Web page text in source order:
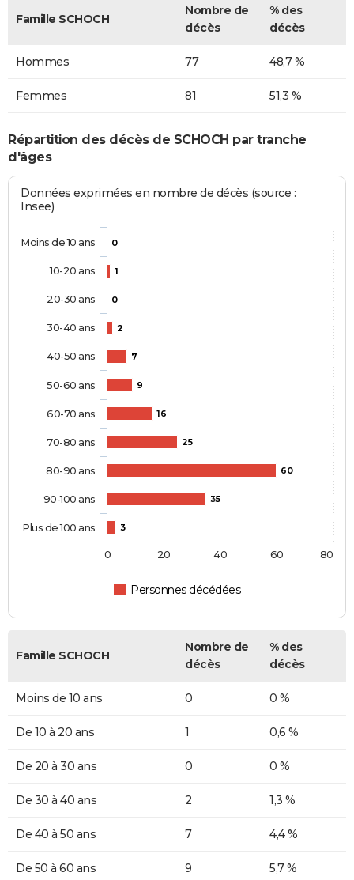
Famille SCHOCH
Nombre de
décès
% des
décès
Hommes 77 48,7 %
Femmes 81 51,3 %
Répartition des décès de SCHOCH par tranche
d'âges
Données exprimées en nombre de décès (source :
Insee)
0
1
0
2
7
9
16
25
60
35
3
Personnes décédées
Moins de 10 ans
10-20 ans
20-30 ans
30-40 ans
40-50 ans
50-60 ans
60-70 ans
70-80 ans
80-90 ans
90-100 ans
Plus de 100 ans
0 20 40 60 80
Famille SCHOCH
Nombre de
décès
% des
décès
Moins de 10 ans 0 0 %
De 10 à 20 ans 1 0,6 %
De 20 à 30 ans 0 0 %
De 30 à 40 ans 2 1,3 %
De 40 à 50 ans 7 4,4 %
De 50 à 60 ans 9 5,7 %